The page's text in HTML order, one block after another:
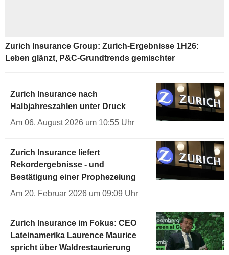
Zurich Insurance Group: Zurich-Ergebnisse 1H26:
Leben glänzt, P&C-Grundtrends gemischter
Zurich Insurance nach
Halbjahreszahlen unter Druck
Am 06. August 2026 um 10:55 Uhr
Zurich Insurance liefert
Rekordergebnisse - und
Bestätigung einer Prophezeiung
Am 20. Februar 2026 um 09:09 Uhr
Zurich Insurance im Fokus: CEO
Lateinamerika Laurence Maurice
spricht über Waldrestaurierung